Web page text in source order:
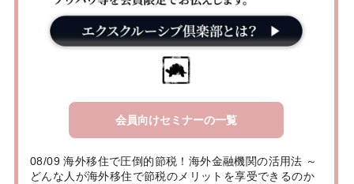
会員向けセミナーの一覧
08/09 海外移住で圧倒的節税！海外金融機関の活用法 ～
どんな人が海外移住で節税のメリットを享受できるのか